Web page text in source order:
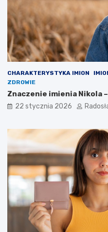
CHARAKTERYSTYKA IMION
ZDROWIE
Znaczenie imienia Nikola
22 stycznia 2026